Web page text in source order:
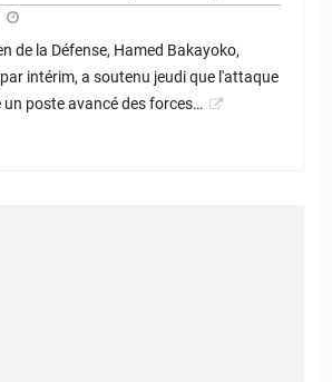
de la Défense, Hamed Bakayoko,
intérim, a soutenu jeudi que l'attaque
un poste avancé des forces…